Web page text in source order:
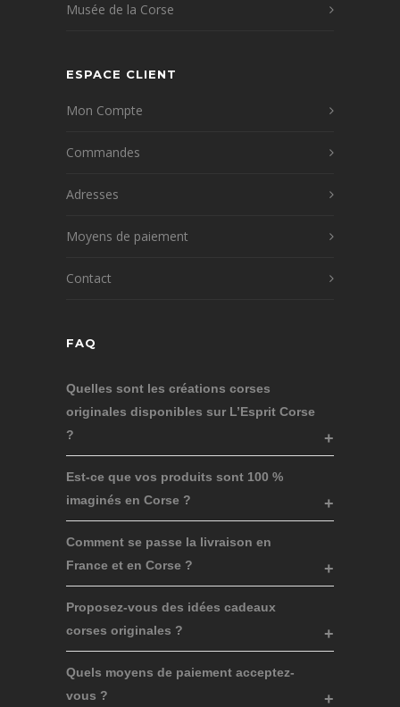
Musée de la Corse
ESPACE CLIENT
Mon Compte
Commandes
Adresses
Moyens de paiement
Contact
FAQ
Quelles sont les créations corses
originales disponibles sur L’Esprit Corse
?
Est-ce que vos produits sont 100 %
imaginés en Corse ?
Comment se passe la livraison en
France et en Corse ?
Proposez-vous des idées cadeaux
corses originales ?
Quels moyens de paiement acceptez-
vous ?